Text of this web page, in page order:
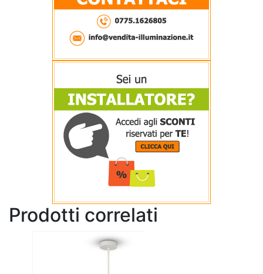
Prodotti correlati